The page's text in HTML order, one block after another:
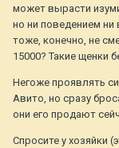
может вырасти
но ни поведением
тоже, конечно, не
15000? Такие щенки
Негоже проявлять
Авито, но сразу
они его продают
Спросите у хозяйки